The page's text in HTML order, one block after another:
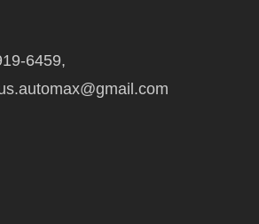
6459,